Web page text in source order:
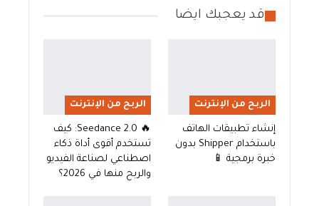
قد يعجبك ايضا
الربح من الإنترنت
إنشاء تطبيقات الهاتف
باستخدام Shipper بدون
خبرة برمجية 📱
الربح من الإنترنت
🔥 Seedance 2.0: كيف
تستخدم أقوى أداة ذكاء
اصطناعي لصناعة الفيديو
والربح منها في 2026؟